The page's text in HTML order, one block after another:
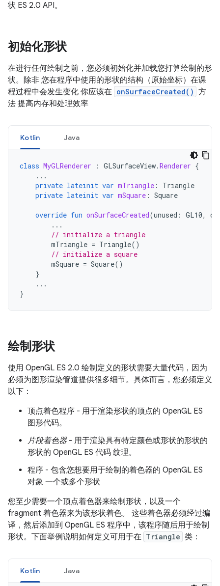
状 ES 2.0 API。
初始化形状
在进行任何绘制之前，您必须初始化并加载您打算绘制的形
状。除非 您在程序中使用的形状的结构（原始坐标）在课
程过程中会发生变化 你应该在 onSurfaceCreated() 方
法 提高内存和处理效率
Kotlin Java
class MyGLRenderer : GLSurfaceView.Renderer {
...
private lateinit var mTriangle :
Triangle
private lateinit var mSquare : Square
override fun onSurfaceCreated(unused : GL10,
...
// initialize a triangle
mTriangle = Triangle()
// initialize a square
mSquare = Square()
}
...
}
绘制形状
使用 OpenGL ES 2.0 绘制定义的形状需要大量代码，因为
必须为图形渲染管道提供很多细节。具体而言，您必须定义
以下：
顶点着色程序 - 用于渲染形状的顶点的 OpenGL ES
图形代码。
片段着色器- 用于渲染具有特定颜色或形状的形状的
形状的 OpenGL ES 代码 纹理。
程序 - 包含您想要用于绘制的着色器的 OpenGL ES
对象 一个或多个形状
您至少需要一个顶点着色器来绘制形状，以及一个
fragment 着色器来为该形状着色。 这些着色器必须经过编
译，然后添加到 OpenGL ES 程序中，该程序随后用于绘制
形状。下面举例说明如何定义可用于在 Triangle 类：
Kotlin Java